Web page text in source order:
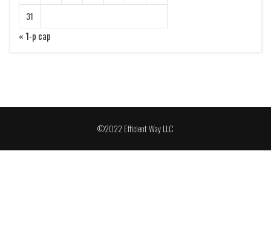
31
« 1-р сар
©2022 Efficient Way LLC